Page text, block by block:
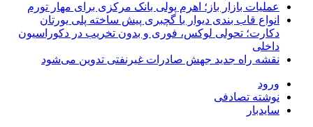
عملیات بازار باز؛ اهرم پولی بانک مرکزی برای مهار تورم
انواع قاب بندی دیوار با گچبری پیش ساخته پلی یورتان
دکارت؛ تحولی لوکس، فوری و بدون تخریب در دکوراسیون
داخلی
نقشه راه جدید جهش صادرات غیرنفتی تدوین می‌شود
ورود
نوشته تصادفی
سایدبار